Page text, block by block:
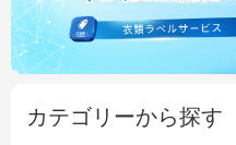
カテゴリーから探す